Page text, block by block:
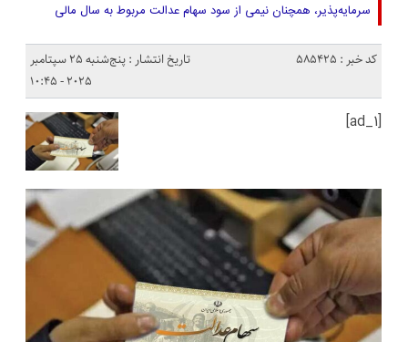
سرمایه‌پذیر، همچنان نیمی از سود سهام عدالت مربوط به سال مالی
کد خبر : 585425
تاریخ انتشار : پنج‌شنبه 25 سپتامبر
2025 - 10:45
[ad_1]